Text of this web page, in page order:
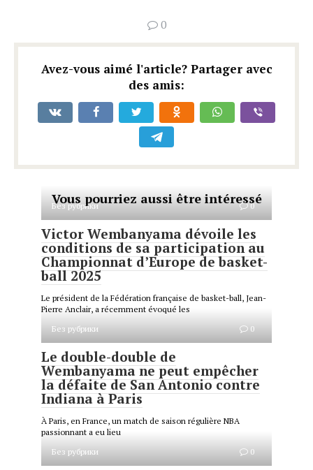
0
Avez-vous aimé l'article? Partager avec
des amis:
Vous pourriez aussi être intéressé
Без рубрики 0
Victor Wembanyama dévoile les
conditions de sa participation au
Championnat d’Europe de basket-
ball 2025
Le président de la Fédération française de basket-ball, Jean-
Pierre Anclair, a récemment évoqué les
Без рубрики
0
Le double-double de
Wembanyama ne peut empêcher
la défaite de San Antonio contre
Indiana à Paris
À Paris, en France, un match de saison régulière NBA
passionnant a eu lieu
Без рубрики
0